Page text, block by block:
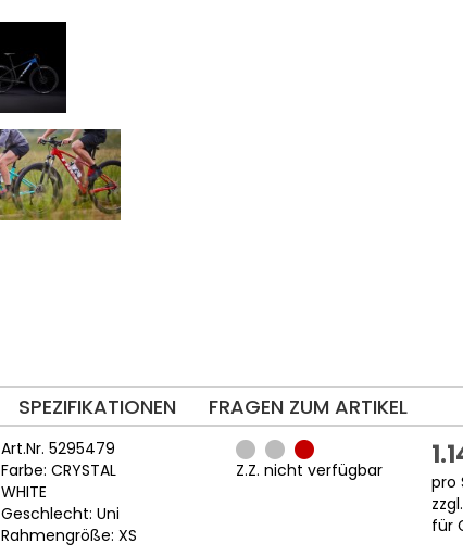
SPEZIFIKATIONEN FRAGEN ZUM ARTIKEL
Art.Nr. 5295479
Farbe: CRYSTAL
WHITE
Geschlecht: Uni
Rahmengröße: XS
Z.Z. nicht verfügbar
pro
für